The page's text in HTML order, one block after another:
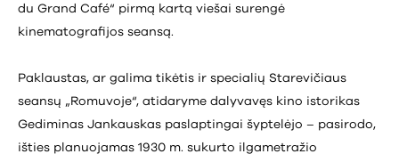
du Grand Café“ pirmą kartą viešai surengė
kinematografijos seansą.
Paklaustas, ar galima tikėtis ir specialių Starevičiaus
seansų „Romuvoje“, atidaryme dalyvavęs kino istorikas
Gediminas Jankauskas paslaptingai šyptelėjo – pasirodo,
išties planuojamas 1930 m. sukurto ilgametražio